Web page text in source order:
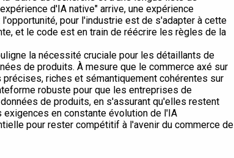
d'IA native" arrive, une expérience
pour l'industrie est de s'adapter à cette
et le code est en train de réécrire les règles de la
la nécessité cruciale pour les détaillants de
de produits. À mesure que le commerce axé sur
riches et sémantiquement cohérentes sur
robuste pour que les entreprises de
de produits, en s'assurant qu'elles restent
en constante évolution de l'IA
pour rester compétitif à l'avenir du commerce de